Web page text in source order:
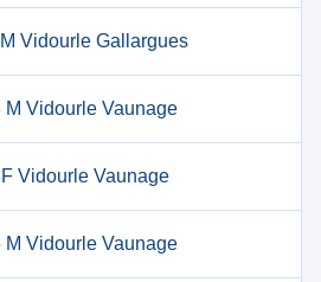
Vidourle Gallargues
M Vidourle Vaunage
Vidourle Vaunage
M Vidourle Vaunage